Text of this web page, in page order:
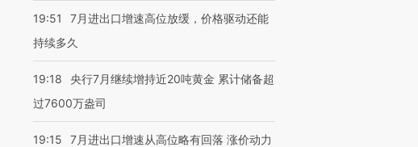
19:51
7月进出口增速高位放缓，价格驱动还能
持续多久
19:18
央行7月继续增持近20吨黄金 累计储备超
过7600万盎司
19:15
7月进出口增速从高位略有回落 涨价动力